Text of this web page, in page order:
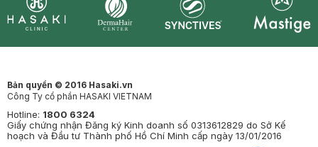
Bản quyền © 2016 Hasaki.vn
Công Ty cổ phần HASAKI VIETNAM
Hotline: 1800 6324
Giấy chứng nhận Đăng ký Kinh doanh số 0313612829 do Sở Kế
hoạch và Đầu tư Thành phố Hồ Chí Minh cấp ngày 13/01/2016